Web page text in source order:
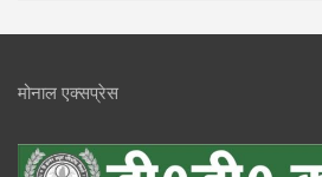
मोनाल एक्सप्रेस